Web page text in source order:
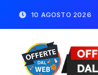
10 AGOSTO 2026